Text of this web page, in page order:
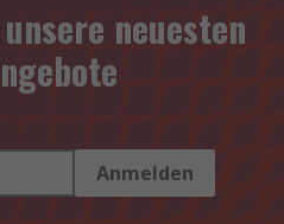
neuesten
Anmelden